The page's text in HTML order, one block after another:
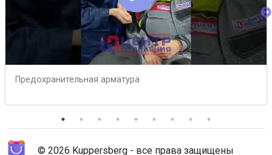
Предохранительная арматура
© 2026 Kuppersberg - все права защищены